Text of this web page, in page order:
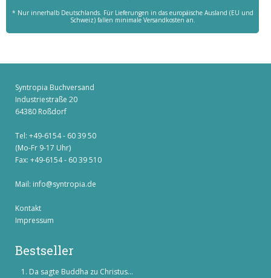
* Nur innerhalb Deutschlands. Für Lieferungen in das europäische Ausland (EU und
Schweiz) fallen minimale Versandkosten an.
Syntropia Buchversand
Industriestraße 20
64380 Roßdorf
Tel: +49-6154 - 60 39 50
(Mo-Fr 9-17 Uhr)
Fax: +49-6154 - 60 39 510
Mail: info@syntropia.de
Kontakt
Impressum
Bestseller
Da sagte Buddha zu Christus...